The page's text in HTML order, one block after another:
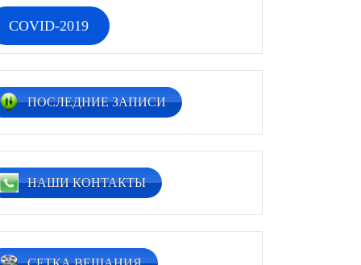
COVID-2019
ПОСЛЕДНИЕ ЗАПИСИ
НАШИ КОНТАКТЫ